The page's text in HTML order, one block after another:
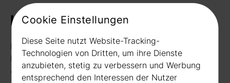
Kontakt
Rudat GmbH
Borussiastr. 26
44149 Dortmund
Cookie Einstellungen
Diese Seite nutzt Website-Tracking-
Technologien von Dritten, um ihre Dienste
anzubieten, stetig zu verbessern und Werbung
entsprechend den Interessen der Nutzer